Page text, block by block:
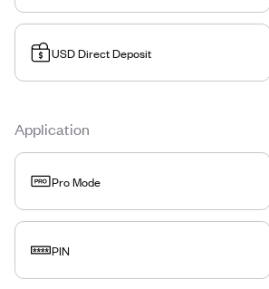
USD Direct Deposit
Application
Pro Mode
PIN